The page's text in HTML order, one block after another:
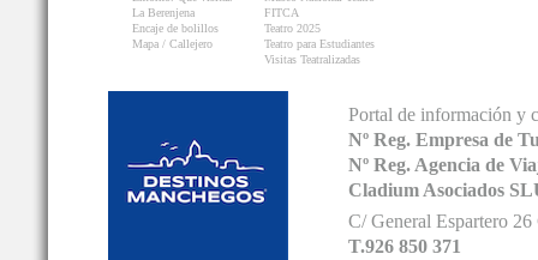
La Berenjena
Encaje de bolillos
Mapa / Callejero
FITCA
Teatro 2025
Teatro para Estudiantes
Visitas Teatralizadas
Portal de información y
Nº Reg. Empresa de
Nº Reg. Agencia de
Cladium Asociados
C/ General Espartero
T.926 850 371